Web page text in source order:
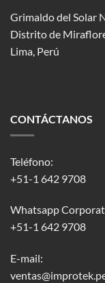
Grimaldo del Solar
Distrito de
Lima, Perú
CONTÁCTANOS
Teléfono:
+51-1 642 9708
Whatsapp
+51-1 642 9708
E-mail: